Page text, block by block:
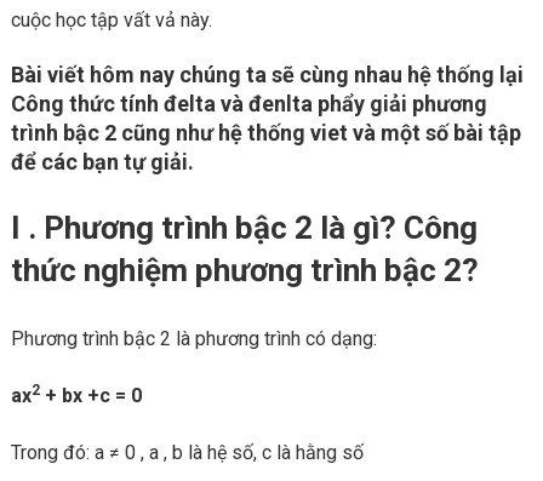
cuộc học tập vất vả này.
Bài viết hôm nay chúng ta sẽ cùng nhau hệ thống lại
Công thức tính đelta và đenlta phẩy giải phương
trình bậc 2 cũng như hệ thống viet và một số bài tập
để các bạn tự giải.
I . Phương trình bậc 2 là gì? Công
thức nghiệm phương trình bậc 2?
Phương trình bậc 2 là phương trình có dạng:
ax2+ bx +c = 0
Trong đó: a ≠ 0 , a , b là hệ số, c là hằng số